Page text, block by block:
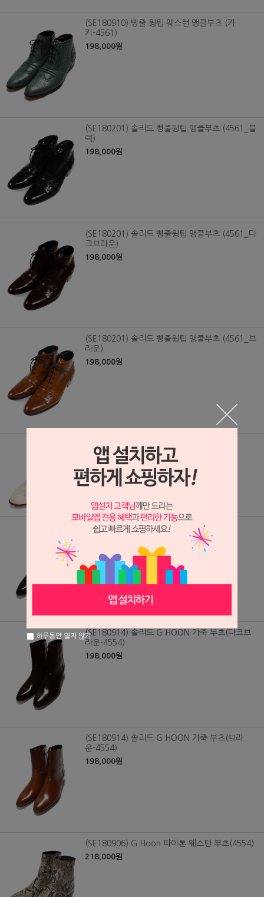
(SE180910) 삥줄 윙팁 웨스턴 앵클부츠 (카
키-4561)
198,000원
(SE180201) 솔리드 삥줄윙팁 앵클부츠 (4561_블
랙)
198,000원
(SE180201) 솔리드 삥줄윙팁 앵클부츠 (4561_다
크브라운)
198,000원
(SE180201) 솔리드 삥줄윙팁 앵클부츠 (4561_브
라운)
198,000원
(SE/0779) G.Hoon 삥줄 윙팁 앵글 부츠
(4561_Cream Beige)
198,000원
(SE180914) 솔리드 G.HOON 가죽 부츠(블
(SE180914) 솔리드 G.HOON 가죽 부츠(다크브
라운-4554)
198,000원
(SE180914) 솔리드 G.HOON 가죽 부츠(브라
운-4554)
198,000원
(SE180906) G.Hoon 파이톤 웨스턴 부츠(4554)
218,000원
하루동안 열지 않기